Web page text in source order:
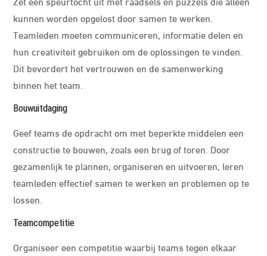
kunnen worden opgelost door samen te werken.
Teamleden moeten communiceren, informatie delen en
hun creativiteit gebruiken om de oplossingen te vinden.
Dit bevordert het vertrouwen en de samenwerking
binnen het team.
Bouwuitdaging
Geef teams de opdracht om met beperkte middelen een
constructie te bouwen, zoals een brug of toren. Door
gezamenlijk te plannen, organiseren en uitvoeren, leren
teamleden effectief samen te werken en problemen op te
lossen.
Teamcompetitie
Organiseer een competitie waarbij teams tegen elkaar